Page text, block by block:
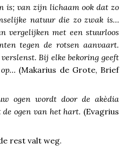
is; van zijn lichaam ook dat zo
natuur die zo zwak is…
vergelijken met een stuurloos
tegen de rotsen aanvaart.
Bij elke bekoring geeft
(Makarius de Grote, Brief
ogen wordt door de akèdia
ogen van het hart. (Evagrius
rest valt weg.